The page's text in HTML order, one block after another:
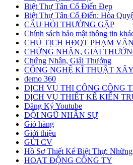
Biệt Thự Tân Cổ Điển Đẹp
Biệt Thự Tân Cổ Điển: Hòa
CÂU HỎI THƯỜNG GẶP
Chính sách bảo mật thông tin
CHỦ TỊCH HĐQT PHẠM
CHỨNG NHẬN, GIẢI
Chứng Nhận, Giải Thưởng
CÔNG NGHỆ KĨ THUẬT
demo 360
DỊCH VỤ THI CÔNG CÔNG
DỊCH VỤ THIẾT KẾ KIẾN
Đăng Ký Youtube
ĐỘI NGŨ NHÂN SỰ
Giỏ hàng
Giới thiệu
GỬI CV
Hồ Sơ Thiết Kế Biệt Thự:
HOẠT ĐỘNG CÔNG TY